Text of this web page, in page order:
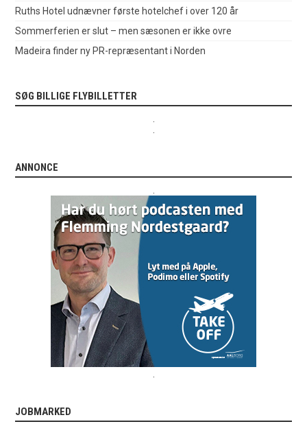
Ruths Hotel udnævner første hotelchef i over 120 år
Sommerferien er slut – men sæsonen er ikke ovre
Madeira finder ny PR-repræsentant i Norden
SØG BILLIGE FLYBILLETTER
ANNONCE
JOBMARKED